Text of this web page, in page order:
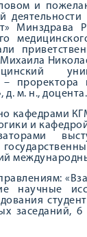
и
Минздрава
–
д. м. н., доцента.
кафедрами
и
научные
заседаний,